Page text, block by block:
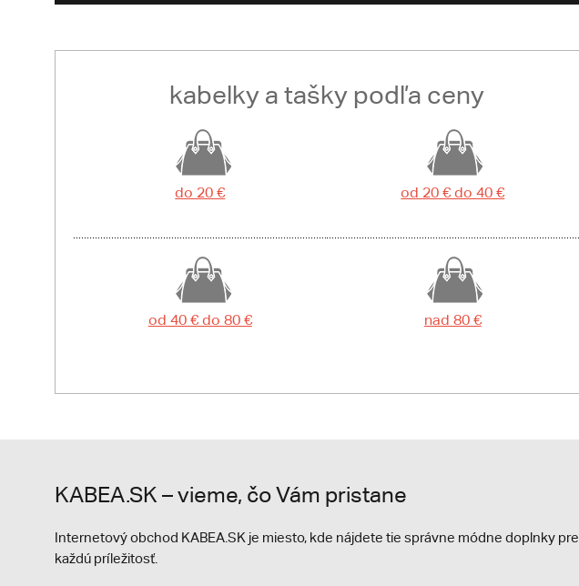
kabelky a tašky podľa ceny
do 20 € od 20 € do 40 €
od 40 € do 80 € nad 80 €
KABEA.SK – vieme, čo Vám pristane
Internetový obchod KABEA.SK je miesto, kde nájdete tie správne módne doplnky pre
každú príležitosť.